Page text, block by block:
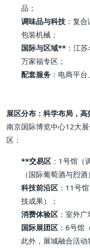
品；
调味品与科技 ：复
包装机械；
国际与区域** ：江
万家福专区；
配套服务 ：电商平
展区分布：科学布局，高
南京国际博览中心12大
区：
**交易区 ：1号馆（
（国际葡萄酒与烈酒
科技前沿区 ：11号
技成果）；
消费体验区 ：室外
国际展团区 ：6号馆
此外，展城融合活